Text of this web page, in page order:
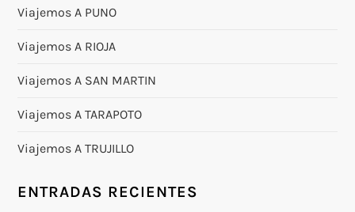
Viajemos A PUNO
Viajemos A RIOJA
Viajemos A SAN MARTIN
Viajemos A TARAPOTO
Viajemos A TRUJILLO
ENTRADAS RECIENTES